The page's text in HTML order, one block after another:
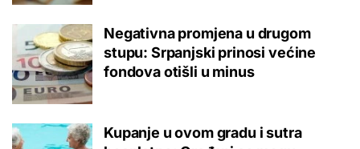
Negativna promjena u drugom
stupu: Srpanjski prinosi većine
fondova otišli u minus
Kupanje u ovom gradu i sutra